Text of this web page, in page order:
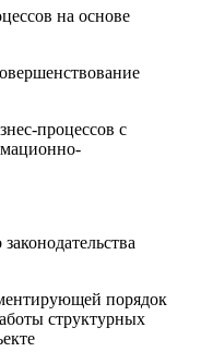
на основе
процессов с
порядок
структурных